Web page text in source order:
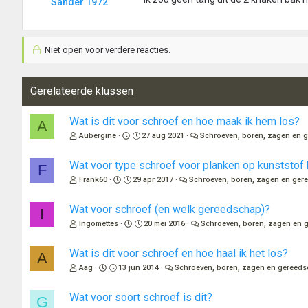
Niet open voor verdere reacties.
Gerelateerde klussen
A Wat is dit voor schroef en hoe maak ik hem los?
Aubergine 27 aug 2021 Schroeven, boren, zagen en
F Wat voor type schroef voor planken op kunststof
Frank60 29 apr 2017 Schroeven, boren, zagen en
I Wat voor schroef (en welk gereedschap)?
Ingomettes 20 mei 2016 Schroeven, boren, zagen en
A Wat is dit voor schroef en hoe haal ik het los?
Aag 13 jun 2014 Schroeven, boren, zagen en
G Wat voor soort schroef is dit?